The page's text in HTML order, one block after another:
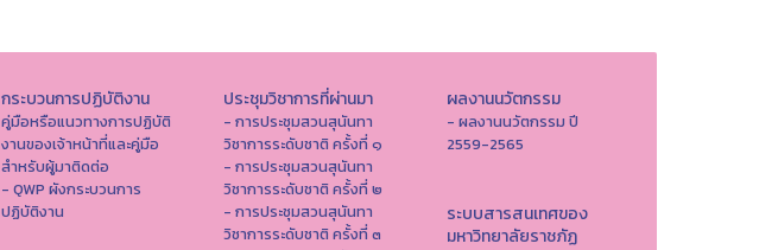
กระบวนการปฏิบัติงาน
คู่มือหรือแนวทางการปฏิบัติ
งานของเจ้าหน้าที่และคู่มือ
สำหรับผู้มาติดต่อ
- QWP ผังกระบวนการ
ปฏิบัติงาน
ประชุมวิชาการที่ผ่านมา
- การประชุมสวนสุนันทา
วิชาการระดับชาติ ครั้งที่ ๑
- การประชุมสวนสุนันทา
วิชาการระดับชาติ ครั้งที่ ๒
- การประชุมสวนสุนันทา
วิชาการระดับชาติ ครั้งที่ ๓
ผลงานนวัตกรรม
- ผลงานนวัตกรรม ปี
2559-2565
ระบบสารสนเทศของ
มหาวิทยาลัยราชภัฏ